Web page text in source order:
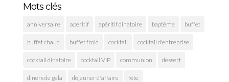
Mots clés
anniversaire apéritif apéritif dinatoire baptême buffet
buffet chaud buffet froid cocktail cocktail d'entreprise
cocktail dinatoire cocktail VIP communion dessert
diners de gala déjeuner d'affaire fête